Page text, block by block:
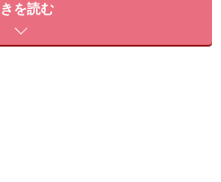
センシャルオイルの提案を少
を読む